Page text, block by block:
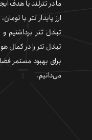
ما در تترلند با هدف
ارز پایدار تتر با
تبادل تتر برداشتیم
تبادل تتر را در
برای بهبود مستمر
می‌دانیم.